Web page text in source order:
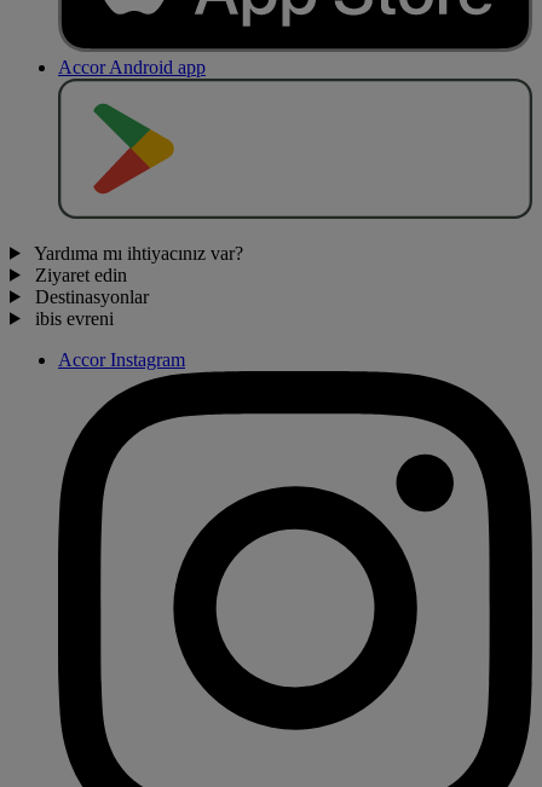
Accor Android app
Yardıma mı ihtiyacınız var?
Ziyaret edin
Destinasyonlar
ibis evreni
Accor Instagram